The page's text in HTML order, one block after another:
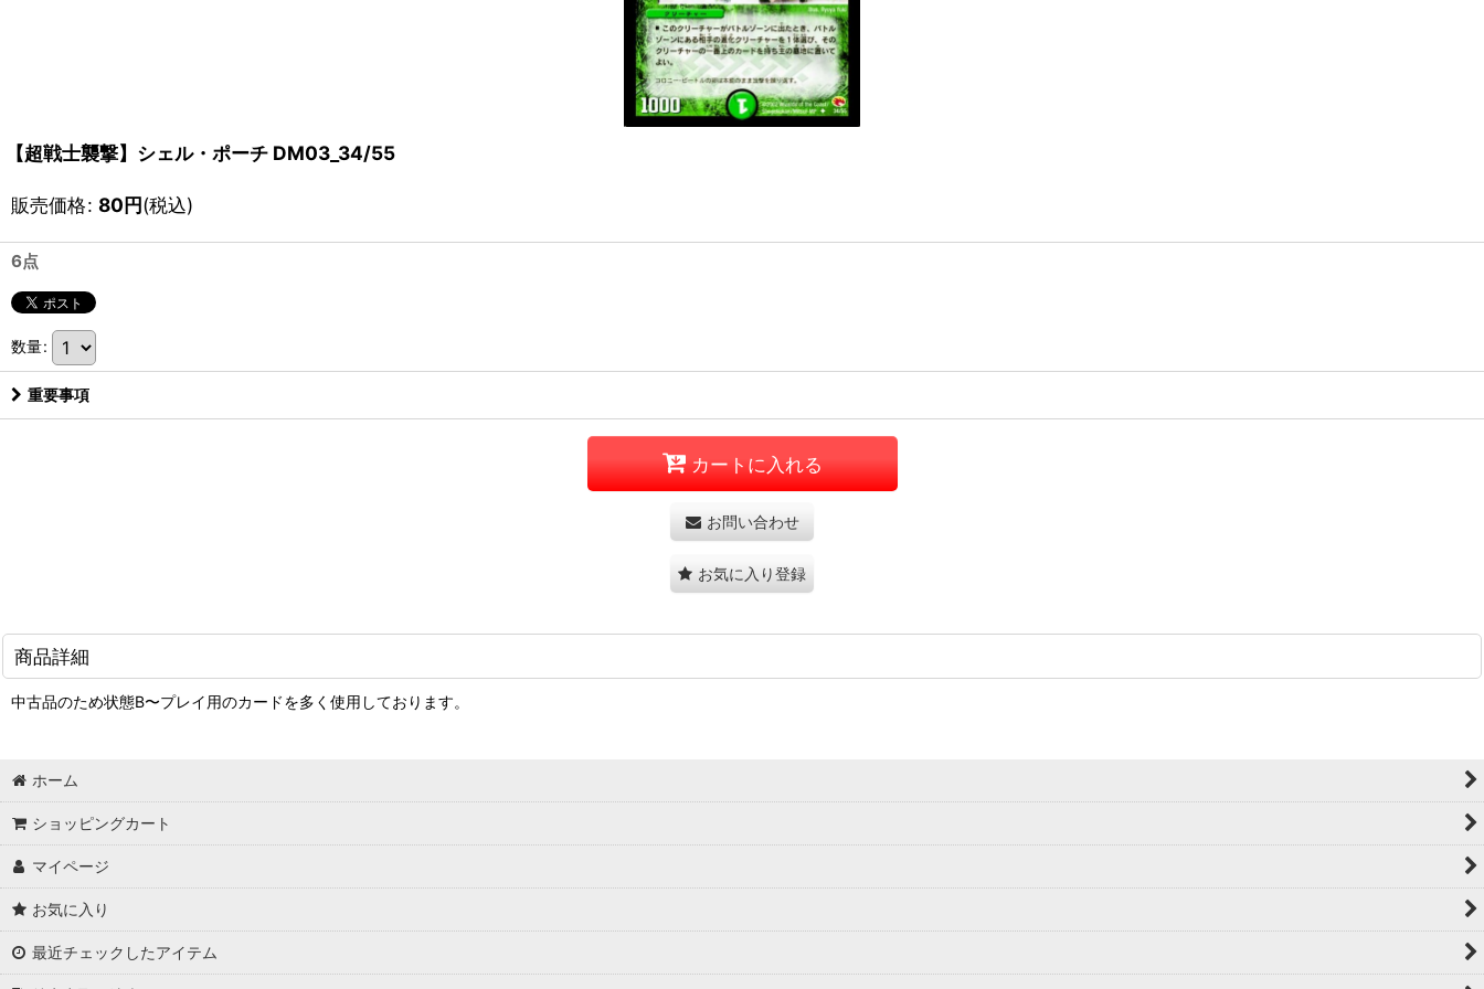
【超戦士襲撃】シェル・ポーチ DM03_34/55
販売価格: 80円(税込)
6点
数量:
重要事項
カートに入れる
お問い合わせ
お気に入り登録
商品詳細
中古品のため状態B〜プレイ用のカードを多く使用しております。
ホーム
ショッピングカート
マイページ
お気に入り
最近チェックしたアイテム